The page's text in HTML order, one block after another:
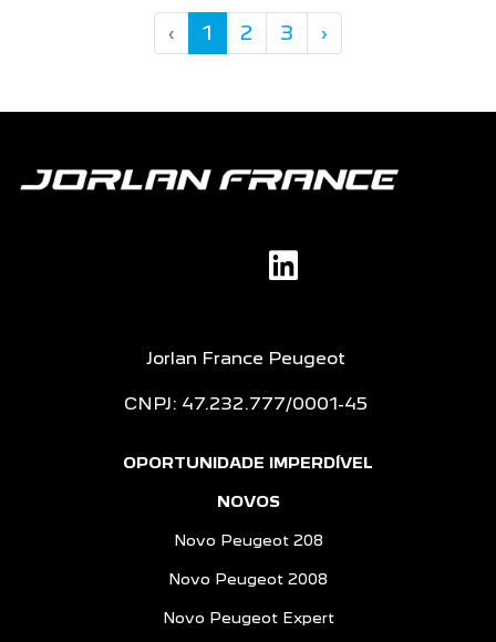
‹ 1 2 3 ›
Jorlan France Peugeot
CNPJ: 47.232.777/0001-45
OPORTUNIDADE IMPERDÍVEL
NOVOS
Novo Peugeot 208
Novo Peugeot 2008
Novo Peugeot Expert